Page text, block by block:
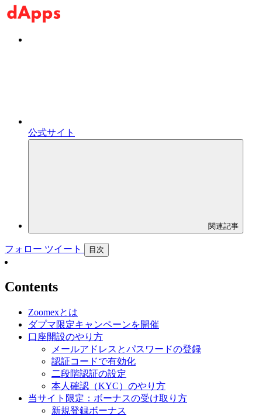
公式サイト
関連記事
フォロー ツイート 目次
Contents
Zoomexとは
ダプマ限定キャンペーンを開催
口座開設のやり方
メールアドレスとパスワードの登録
認証コードで有効化
二段階認証の設定
本人確認（KYC）のやり方
当サイト限定：ボーナスの受け取り方
新規登録ボーナス